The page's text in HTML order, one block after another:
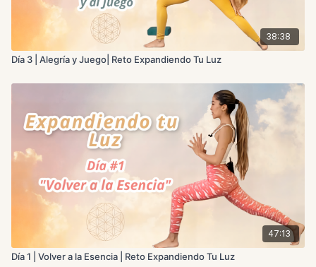
38:38
Día 3 | Alegría y Juego| Reto Expandiendo Tu Luz
47:13
Día 1 | Volver a la Esencia | Reto Expandiendo Tu Luz